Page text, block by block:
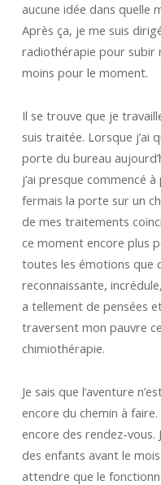
aucune idée dans quelle
Après ça, je me suis
radiothérapie pour subir
moins pour le moment.
Il se trouve que je
suis traitée. Lorsque j’ai
porte du bureau
j’ai presque commencé
fermais la porte sur un
de mes traitements
ce moment encore plus
toutes les émotions que
reconnaissante,
a tellement de pensées
traversent mon pauvre
chimiothérapie.
Je sais que l’aventure
encore du chemin à
encore des rendez-vous.
des enfants avant le
attendre que le